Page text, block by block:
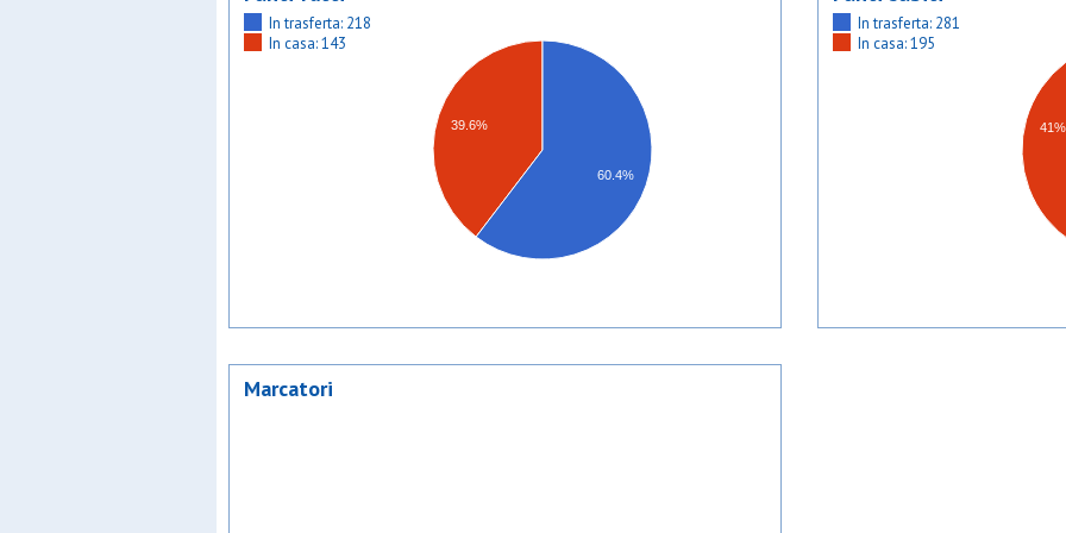
39.6%
60.4%
In trasferta: 218
In casa: 143
41%
In trasferta: 281
In casa: 195
Marcatori